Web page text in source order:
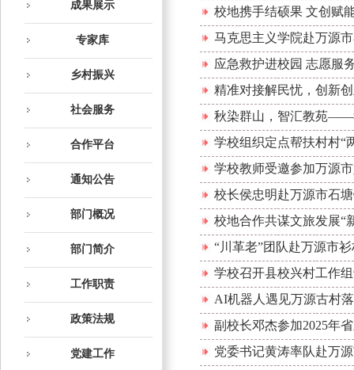
成果展示
专家库
乡村振兴
社会服务
合作平台
通知公告
部门概况
部门简介
工作职责
政策法规
党建工作
校地携手结硕果 文创赋
马克思主义学院赴万源
应急救护进校园 志愿服
精准对接解民忧，创新
秋染群山，智汇教苑——
学校组织定点帮扶村村“
学校教师受邀参加万源
校长侯忠明赴万源市石
校地合作共谋文旅发展“
“川革老”团队赴万源市
学校召开县校兴村工作
AI机器人遇见万源古村
副校长邓杰参加2025年
党委书记黄涛率队赴万